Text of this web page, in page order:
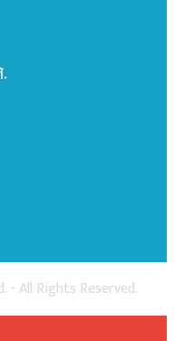
All Rights Reserved.